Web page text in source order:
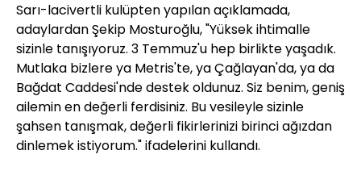
Sarı-lacivertli kulüpten yapılan açıklamada,
adaylardan Şekip Mosturoğlu, "Yüksek ihtimalle
sizinle tanışıyoruz. 3 Temmuz'u hep birlikte yaşadık.
Mutlaka bizlere ya Metris'te, ya Çağlayan'da, ya da
Bağdat Caddesi'nde destek oldunuz. Siz benim, geniş
ailemin en değerli ferdisiniz. Bu vesileyle sizinle
şahsen tanışmak, değerli fikirlerinizi birinci ağızdan
dinlemek istiyorum." ifadelerini kullandı.